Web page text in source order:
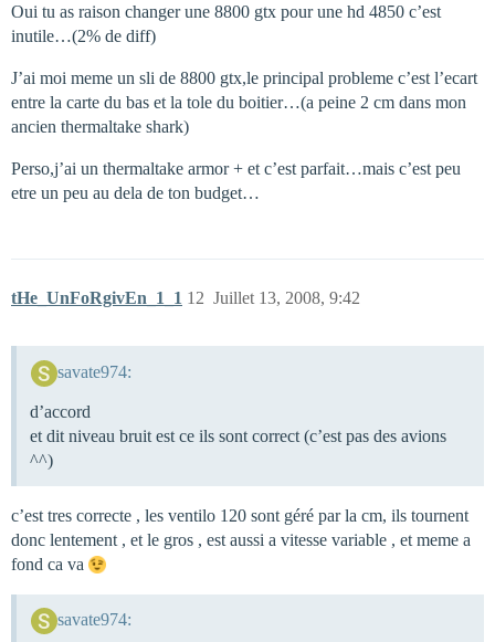
Oui tu as raison changer une 8800 gtx pour une hd 4850 c’est
inutile…(2% de diff)
J’ai moi meme un sli de 8800 gtx,le principal probleme c’est l’ecart
entre la carte du bas et la tole du boitier…(a peine 2 cm dans mon
ancien thermaltake shark)
Perso,j’ai un thermaltake armor + et c’est parfait…mais c’est peu
etre un peu au dela de ton budget…
tHe_UnFoRgivEn_1_1 Juillet 13, 2008, 9:42
12
savate974:
d’accord
et dit niveau bruit est ce ils sont correct (c’est pas des avions
^^)
c’est tres correcte , les ventilo 120 sont géré par la cm, ils tournent
donc lentement , et le gros , est aussi a vitesse variable , et meme a
fond ca va
savate974: